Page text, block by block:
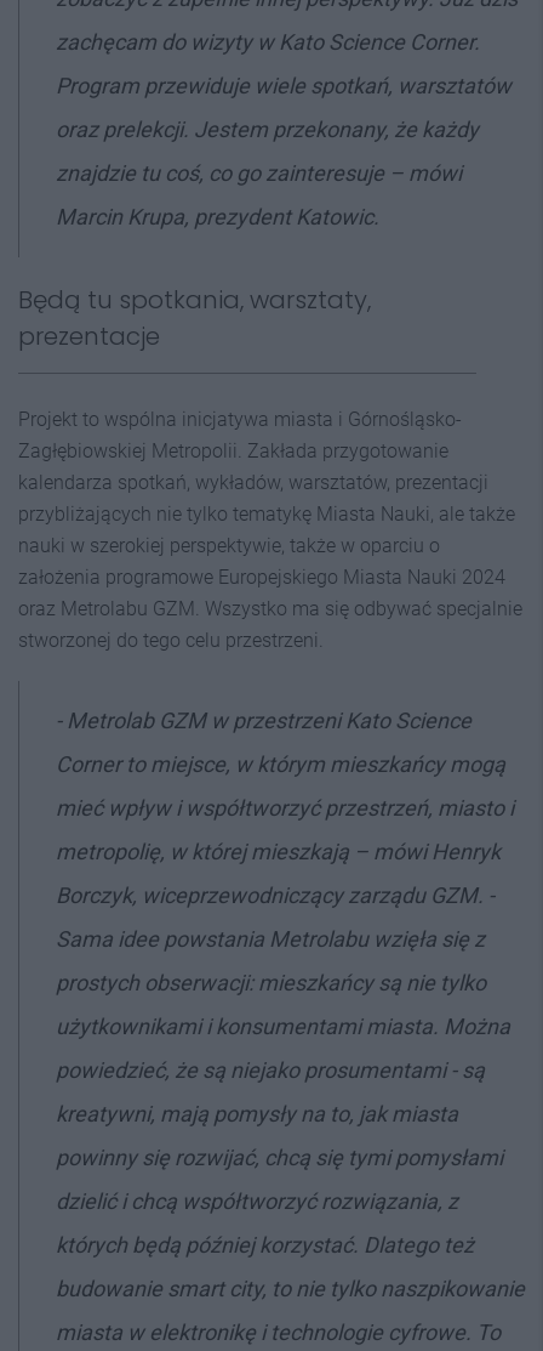
zachęcam do wizyty w Kato Science Corner.
Program przewiduje wiele spotkań, warsztatów
oraz prelekcji. Jestem przekonany, że każdy
znajdzie tu coś, co go zainteresuje – mówi
Marcin Krupa, prezydent Katowic.
Będą tu spotkania, warsztaty,
prezentacje
Projekt to wspólna inicjatywa miasta i Górnośląsko-
Zagłębiowskiej Metropolii. Zakłada przygotowanie
kalendarza spotkań, wykładów, warsztatów, prezentacji
przybliżających nie tylko tematykę Miasta Nauki, ale także
nauki w szerokiej perspektywie, także w oparciu o
założenia programowe Europejskiego Miasta Nauki 2024
oraz Metrolabu GZM. Wszystko ma się odbywać specjalnie
stworzonej do tego celu przestrzeni.
- Metrolab GZM w przestrzeni Kato Science
Corner to miejsce, w którym mieszkańcy mogą
mieć wpływ i współtworzyć przestrzeń, miasto i
metropolię, w której mieszkają – mówi Henryk
Borczyk, wiceprzewodniczący zarządu GZM. -
Sama idee powstania Metrolabu wzięła się z
prostych obserwacji: mieszkańcy są nie tylko
użytkownikami i konsumentami miasta. Można
powiedzieć, że są niejako prosumentami - są
kreatywni, mają pomysły na to, jak miasta
powinny się rozwijać, chcą się tymi pomysłami
dzielić i chcą współtworzyć rozwiązania, z
których będą później korzystać. Dlatego też
budowanie smart city, to nie tylko naszpikowanie
miasta w elektronikę i technologie cyfrowe. To